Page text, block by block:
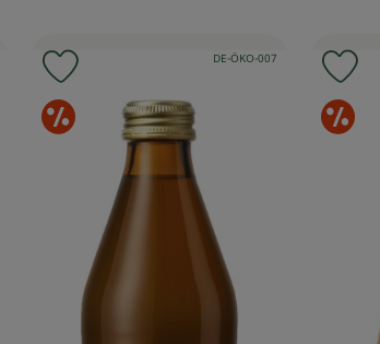
, Kontrollstelle:
DE-ÖKO-007
Sonderangebote
Produkt zu Favouriten hinzufügen